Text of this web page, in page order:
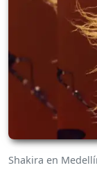
Shakira en